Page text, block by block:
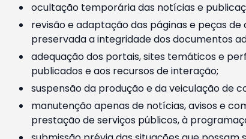
ocultação temporária das notícias e
revisão e adaptação das páginas e peças
preservada a integridade dos documentos
adequação dos portais, sites temáticos e
publicados e aos recursos de interação;
suspensão da produção e da veiculação de
manutenção apenas de notícias, avisos e
prestação de serviços públicos, à